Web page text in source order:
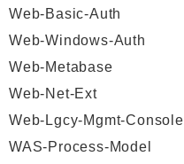
Web-Basic-Auth
Web-Windows-Auth
Web-Metabase
Web-Net-Ext
Web-Lgcy-Mgmt-Console
WAS-Process-Model